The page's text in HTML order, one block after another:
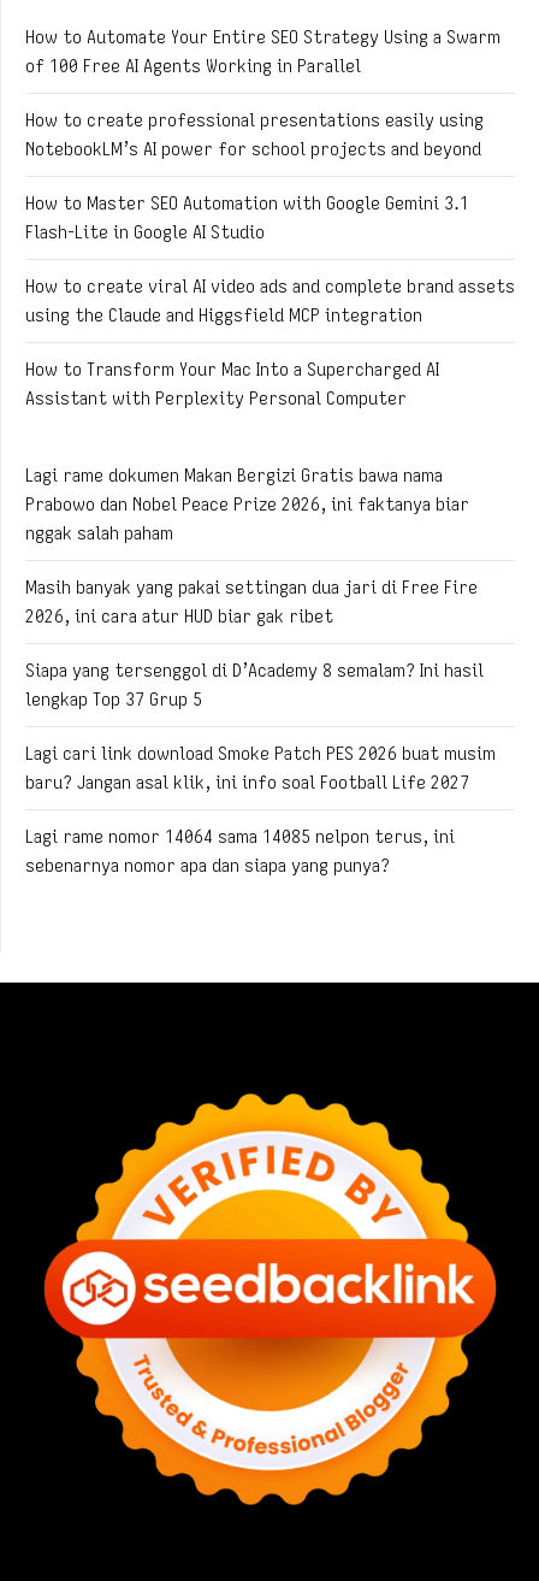
How to Automate Your Entire SEO Strategy Using a Swarm
of 100 Free AI Agents Working in Parallel
How to create professional presentations easily using
NotebookLM’s AI power for school projects and beyond
How to Master SEO Automation with Google Gemini 3.1
Flash-Lite in Google AI Studio
How to create viral AI video ads and complete brand assets
using the Claude and Higgsfield MCP integration
How to Transform Your Mac Into a Supercharged AI
Assistant with Perplexity Personal Computer
Lagi rame dokumen Makan Bergizi Gratis bawa nama
Prabowo dan Nobel Peace Prize 2026, ini faktanya biar
nggak salah paham
Masih banyak yang pakai settingan dua jari di Free Fire
2026, ini cara atur HUD biar gak ribet
Siapa yang tersenggol di D’Academy 8 semalam? Ini hasil
lengkap Top 37 Grup 5
Lagi cari link download Smoke Patch PES 2026 buat musim
baru? Jangan asal klik, ini info soal Football Life 2027
Lagi rame nomor 14064 sama 14085 nelpon terus, ini
sebenarnya nomor apa dan siapa yang punya?